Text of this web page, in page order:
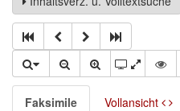
Faksimile Vollansicht